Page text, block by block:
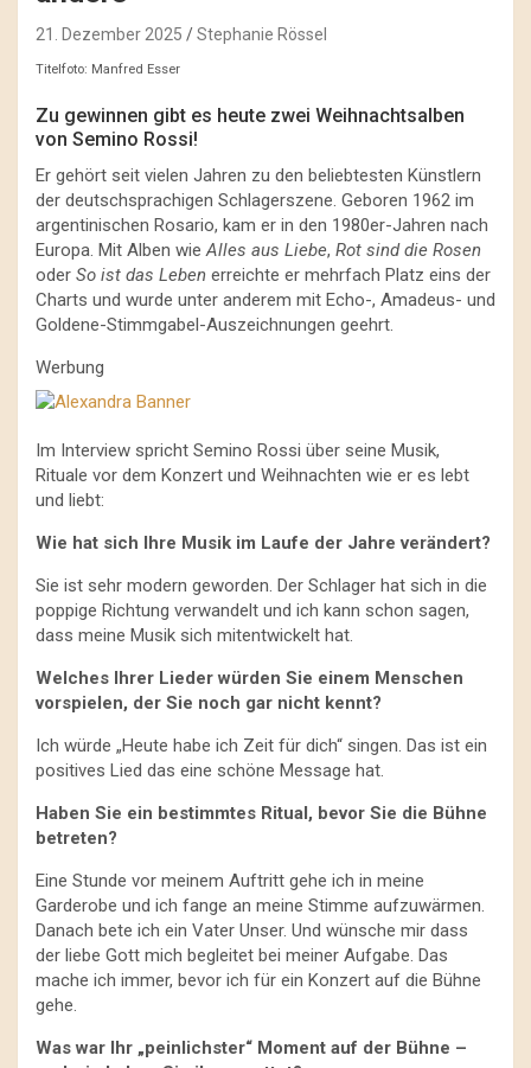
21. Dezember 2025 Stephanie Rössel
Titelfoto: Manfred Esser
Zu gewinnen gibt es heute zwei Weihnachtsalben
von Semino Rossi!
Er gehört seit vielen Jahren zu den beliebtesten Künstlern
der deutschsprachigen Schlagerszene. Geboren 1962 im
argentinischen Rosario, kam er in den 1980er-Jahren nach
Europa. Mit Alben wieAlles aus Liebe, Rot sind die Rosen
oder So ist das Leben erreichte er mehrfach Platz eins der
Charts und wurde unter anderem mit Echo-, Amadeus- und
Goldene-Stimmgabel-Auszeichnungen geehrt.
Werbung
Im Interview spricht Semino Rossi über seine Musik,
Rituale vor dem Konzert und Weihnachten wie er es lebt
und liebt:
Wie hat sich Ihre Musik im Laufe der Jahre verändert?
Sie ist sehr modern geworden. Der Schlager hat sich in die
poppige Richtung verwandelt und ich kann schon sagen,
dass meine Musik sich mitentwickelt hat.
Welches Ihrer Lieder würden Sie einem Menschen
vorspielen, der Sie noch gar nicht kennt?
Ich würde „Heute habe ich Zeit für dich“ singen. Das ist ein
positives Lied das eine schöne Message hat.
Haben Sie ein bestimmtes Ritual, bevor Sie die Bühne
betreten?
Eine Stunde vor meinem Auftritt gehe ich in meine
Garderobe und ich fange an meine Stimme aufzuwärmen.
Danach bete ich ein Vater Unser. Und wünsche mir dass
der liebe Gott mich begleitet bei meiner Aufgabe. Das
mache ich immer, bevor ich für ein Konzert auf die Bühne
gehe.
Was war Ihr „peinlichster“ Moment auf der Bühne –